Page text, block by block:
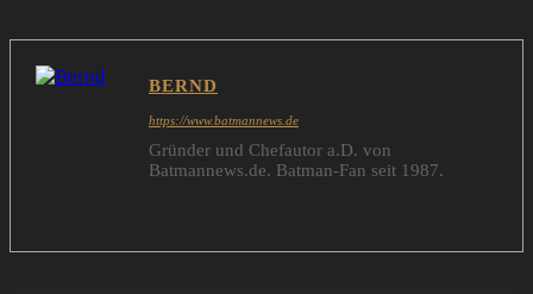
BERND
https://www.batmannews.de
Gründer und Chefautor a.D. von
Batmannews.de. Batman-Fan seit 1987.